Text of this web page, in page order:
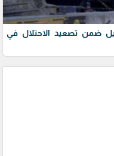
ضمن تصعيد الاحتلال في